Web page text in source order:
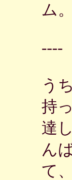
ム。
----
う
持
達
ん
て